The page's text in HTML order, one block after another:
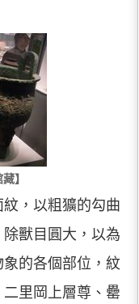
】
，以粗獷的勾曲
獸目圓大，以為
的各個部位，紋
里岡上層尊、罍